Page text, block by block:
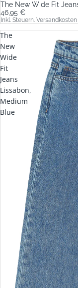
The New Wide Fit
46,95 €
Inkl. Steuern.
The
New
Wide
Fit
Jeans
Lissabon,
Medium
Blue